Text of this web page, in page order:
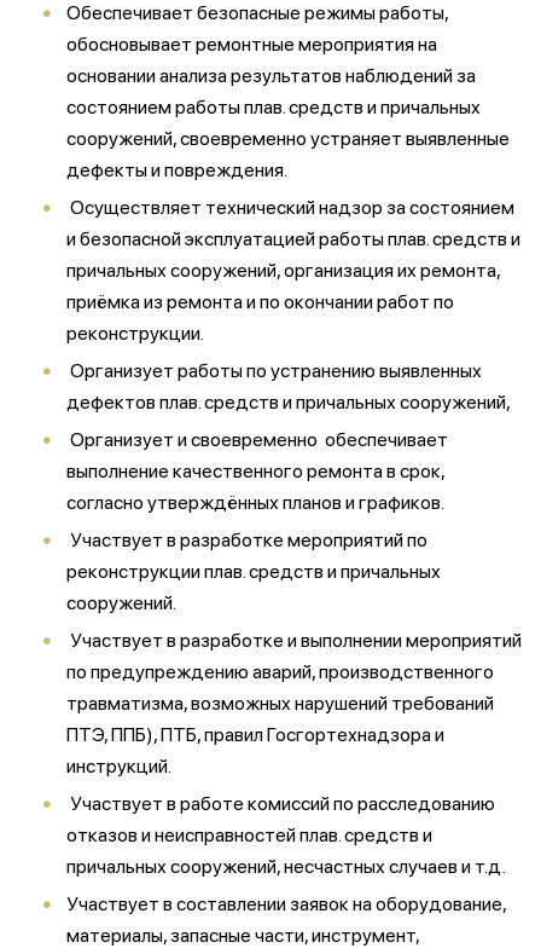
Обеспечивает безопасные режимы работы,
обосновывает ремонтные мероприятия на
основании анализа результатов наблюдений за
состоянием работы плав. средств и причальных
сооружений, своевременно устраняет выявленные
дефекты и повреждения.
Осуществляет технический надзор за состоянием
и безопасной эксплуатацией работы плав. средств и
причальных сооружений, организация их ремонта,
приёмка из ремонта и по окончании работ по
реконструкции.
Организует работы по устранению выявленных
дефектов плав. средств и причальных сооружений,
Организует и своевременно обеспечивает
выполнение качественного ремонта в срок,
согласно утверждённых планов и графиков.
Участвует в разработке мероприятий по
реконструкции плав. средств и причальных
сооружений.
Участвует в разработке и выполнении мероприятий
по предупреждению аварий, производственного
травматизма, возможных нарушений требований
ПТЭ, ППБ), ПТБ, правил Госгортехнадзора и
инструкций.
Участвует в работе комиссий по расследованию
отказов и неисправностей плав. средств и
причальных сооружений, несчастных случаев и т.д.
Участвует в составлении заявок на оборудование,
материалы, запасные части, инструмент,